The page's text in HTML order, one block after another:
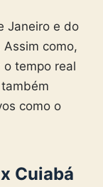
Janeiro e do
como,
o tempo real
como o
Cuiabá